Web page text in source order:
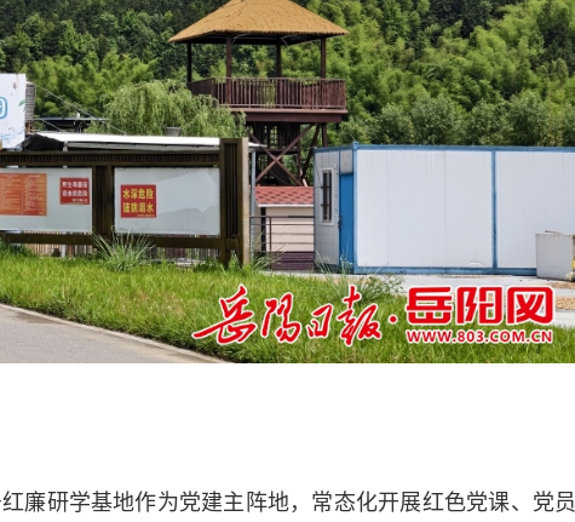
廉研学基地作为党建主阵地，常态化开展红色党课、党员